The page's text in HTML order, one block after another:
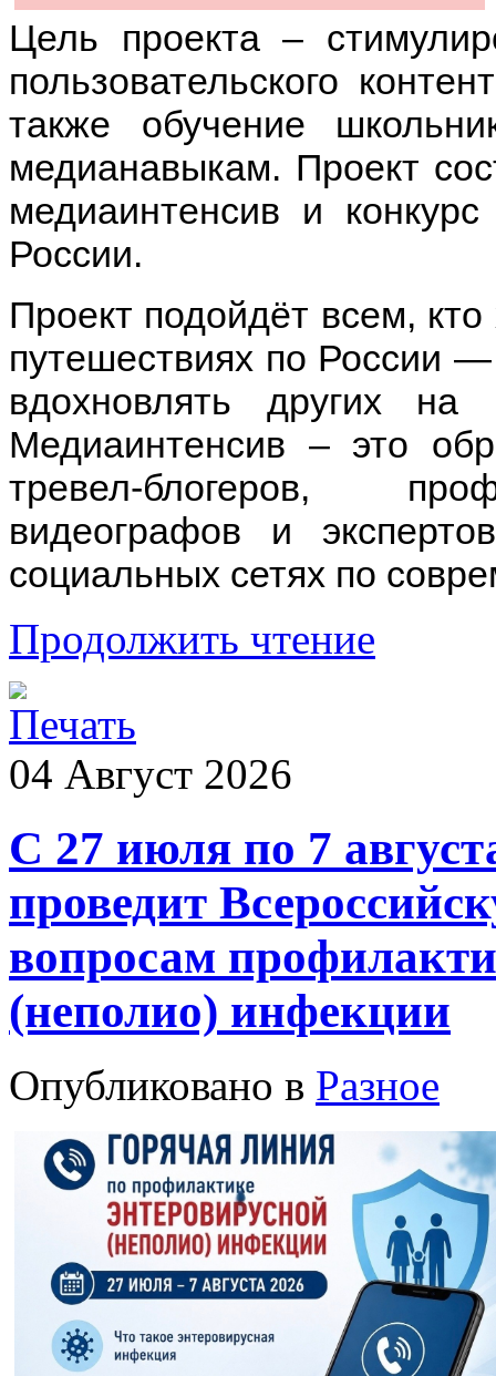
Цель проекта –
пользовательского
также обучение
медианавыкам. Проект
медиаинтенсив и
России.
Проект подойдёт всем,
путешествиях по России
вдохновлять других
Медиаинтенсив – это
тревел-блогеров,
видеографов и
социальных сетях по
Продолжить чтение
04 Август 2026
С 27 июля по 7
проведит
вопросам
(неполио) инфекции
Опубликовано в Разное